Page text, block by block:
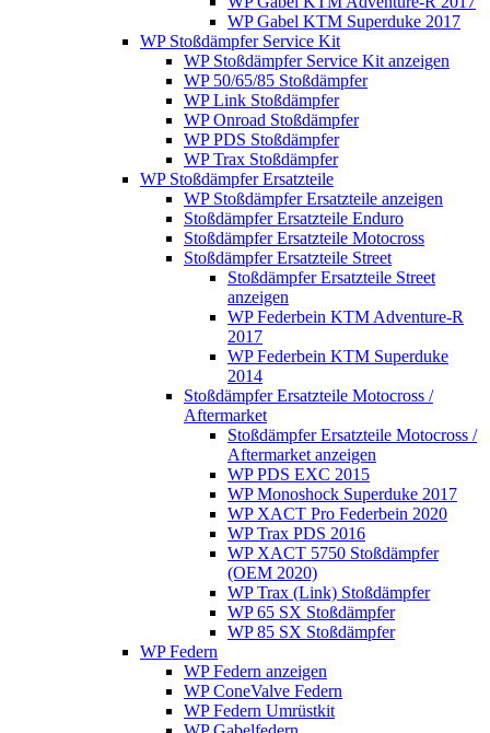
WP Gabel KTM Superduke 2017
WP Stoßdämpfer Service Kit
WP Stoßdämpfer Service Kit anzeigen
WP 50/65/85 Stoßdämpfer
WP Link Stoßdämpfer
WP Onroad Stoßdämpfer
WP PDS Stoßdämpfer
WP Trax Stoßdämpfer
WP Stoßdämpfer Ersatzteile
WP Stoßdämpfer Ersatzteile anzeigen
Stoßdämpfer Ersatzteile Enduro
Stoßdämpfer Ersatzteile Motocross
Stoßdämpfer Ersatzteile Street
Stoßdämpfer Ersatzteile Street
anzeigen
WP Federbein KTM Adventure-R
2017
WP Federbein KTM Superduke
2014
Stoßdämpfer Ersatzteile Motocross /
Aftermarket
Stoßdämpfer Ersatzteile Motocross /
Aftermarket anzeigen
WP PDS EXC 2015
WP Monoshock Superduke 2017
WP XACT Pro Federbein 2020
WP Trax PDS 2016
WP XACT 5750 Stoßdämpfer
(OEM 2020)
WP Trax (Link) Stoßdämpfer
WP 65 SX Stoßdämpfer
WP 85 SX Stoßdämpfer
WP Federn
WP Federn anzeigen
WP ConeValve Federn
WP Federn Umrüstkit